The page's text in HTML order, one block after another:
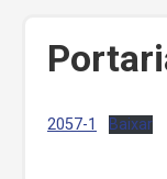
2057-1 Baixar